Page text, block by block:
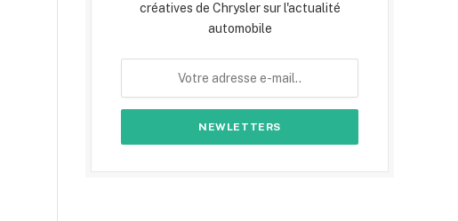
créatives de Chrysler sur l'actualité
automobile